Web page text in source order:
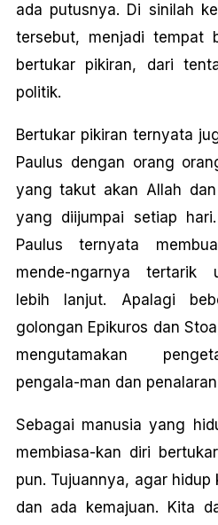
ada putusnya. Di sinilah
tersebut, menjadi tempat
bertukar pikiran, dari
politik.
Bertukar pikiran ternyata
Paulus dengan orang
yang takut akan Allah
yang diijumpai setiap
Paulus ternyata
mende-ngarnya tertarik
lebih lanjut. Apalagi
golongan Epikuros dan
mengutamakan
pengala-man dan
Sebagai manusia yang
membiasa-kan diri
pun. Tujuannya, agar
dan ada kemajuan. Kita